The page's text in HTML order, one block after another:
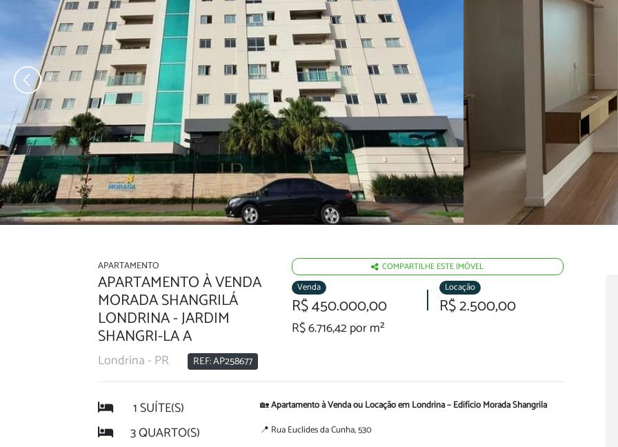
‹
APARTAMENTO
APARTAMENTO À VENDA
MORADA SHANGRILÁ
LONDRINA - JARDIM
SHANGRI-LA A
Londrina - PR REF: AP258677
COMPARTILHE ESTE IMÓVEL
Venda
R$ 450.000,00
Locação
R$ 2.500,00
R$ 6.716,42 por m²
1 SUÍTE(S)
3 QUARTO(S)
🏡Apartamento à Venda ou Locação em Londrina – Edifício Morada Shangrila
📍 Rua Euclides da Cunha, 530